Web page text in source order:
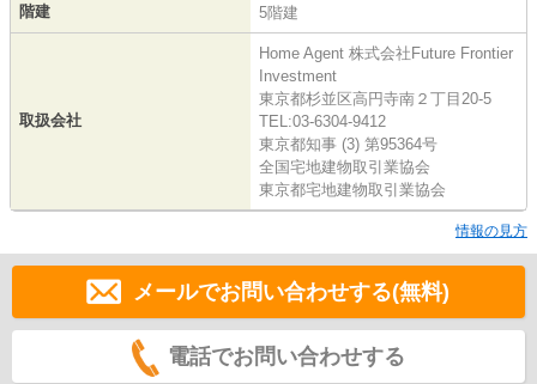
階建 5階建
取扱会社
Home Agent 株式会社Future Frontier
Investment
東京都杉並区高円寺南２丁目20-5
TEL:03-6304-9412
東京都知事 (3) 第95364号
全国宅地建物取引業協会
東京都宅地建物取引業協会
情報の見方
メールでお問い合わせする(無料)
電話でお問い合わせする